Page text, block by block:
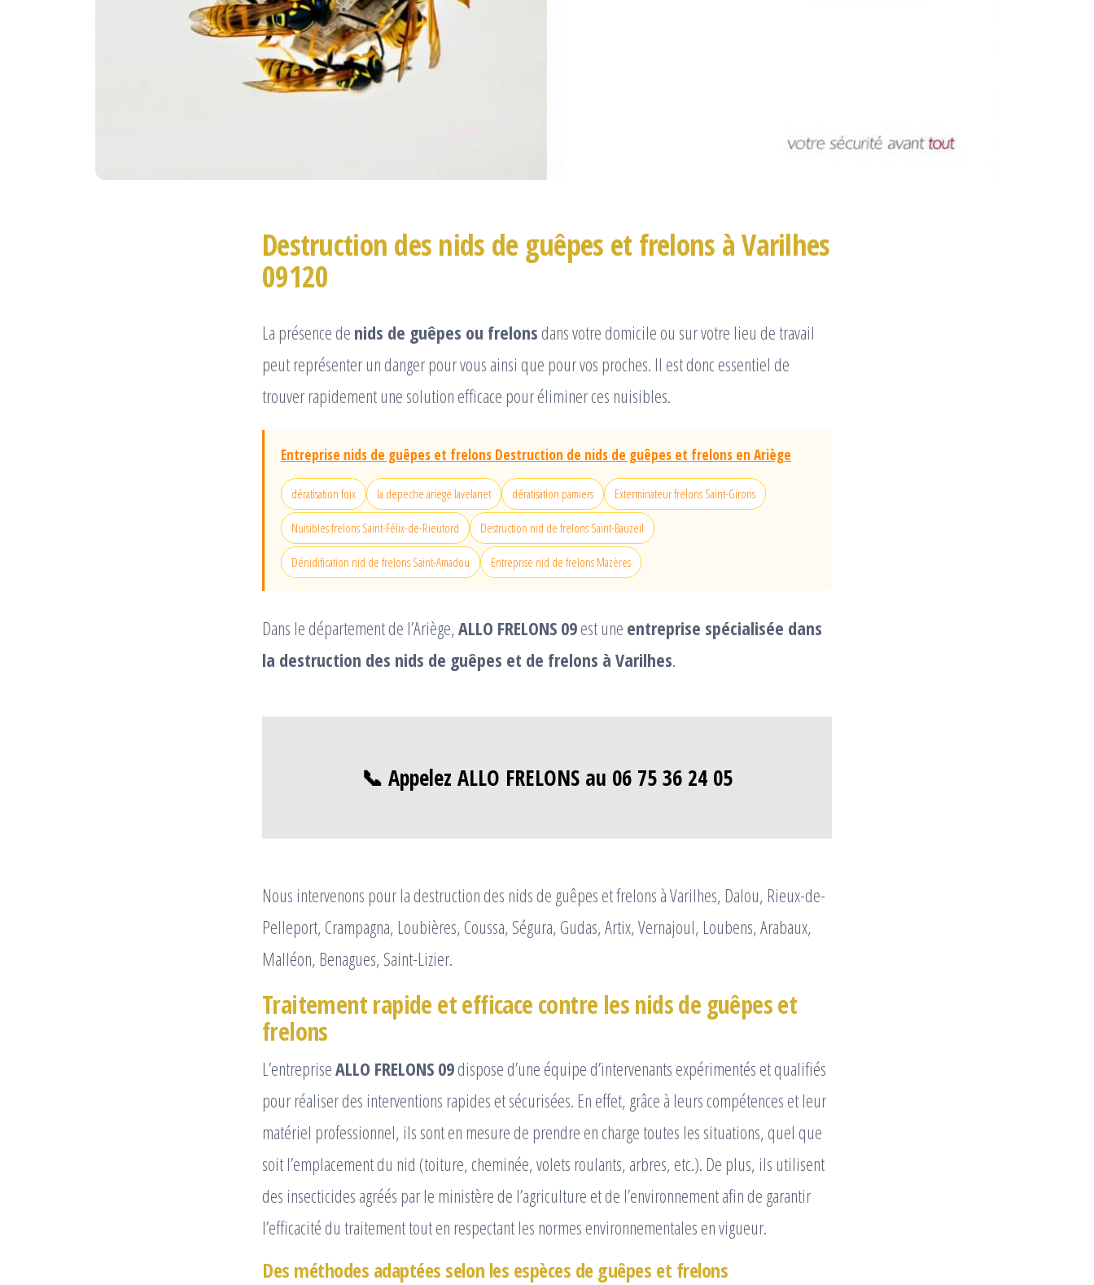
Destruction des nids de guêpes et frelons à Varilhes
09120
La présence de nids de guêpes ou frelons dans votre domicile ou sur votre lieu de travail
peut représenter un danger pour vous ainsi que pour vos proches. Il est donc essentiel de
trouver rapidement une solution efficace pour éliminer ces nuisibles.
Entreprise nids de guêpes et frelons Destruction de nids de guêpes et frelons en Ariège
dératisation foix la depeche ariege lavelanet dératisation pamiers Exterminateur frelons Saint-Girons
Nuisibles frelons Saint-Félix-de-Rieutord Destruction nid de frelons Saint-Bauzeil
Dénidification nid de frelons Saint-Amadou Entreprise nid de frelons Mazères
Dans le département de l’Ariège,ALLO FRELONS 09est une entreprise spécialisée dans
la destruction des nids de guêpes et de frelons à Varilhes.
📞 Appelez ALLO FRELONS au 06 75 36 24 05
Nous intervenons pour la destruction des nids de guêpes et frelons à Varilhes, Dalou, Rieux-de-
Pelleport, Crampagna, Loubières, Coussa, Ségura, Gudas, Artix, Vernajoul, Loubens, Arabaux,
Malléon, Benagues, Saint-Lizier.
Traitement rapide et efficace contre les nids de guêpes et
frelons
L’entrepriseALLO FRELONS 09dispose d’une équipe d’intervenants expérimentés et qualifiés
pour réaliser des interventions rapides et sécurisées. En effet, grâce à leurs compétences et leur
matériel professionnel, ils sont en mesure de prendre en charge toutes les situations, quel que
soit l’emplacement du nid (toiture, cheminée, volets roulants, arbres, etc.). De plus, ils utilisent
des insecticides agréés par le ministère de l’agriculture et de l’environnement afin de garantir
l’efficacité du traitement tout en respectant les normes environnementales en vigueur.
Des méthodes adaptées selon les espèces de guêpes et frelons